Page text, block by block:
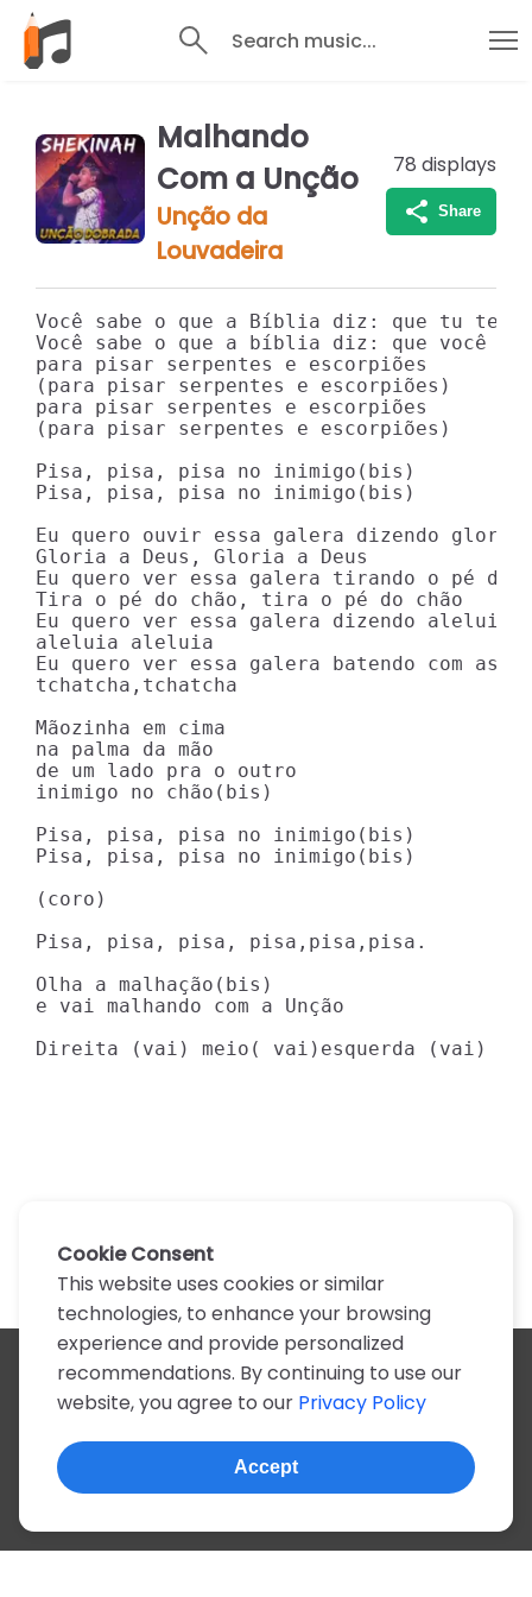
Search music...
Malhando
Com a Unção
Unção da
Louvadeira
78 displays
Share
Você sabe o que a Bíblia diz: que tu tens
Você sabe o que a bíblia diz: que você
para pisar serpentes e escorpiões
(para pisar serpentes e escorpiões)
para pisar serpentes e escorpiões
(para pisar serpentes e escorpiões)
Pisa, pisa, pisa no inimigo(bis)
Pisa, pisa, pisa no inimigo(bis)
Eu quero ouvir essa galera dizendo gloria
Gloria a Deus, Gloria a Deus
Eu quero ver essa galera tirando o pé do
Tira o pé do chão, tira o pé do chão
Eu quero ver essa galera dizendo aleluia
aleluia aleluia
Eu quero ver essa galera batendo com as
tchatcha,tchatcha
Mãozinha em cima
na palma da mão
de um lado pra o outro
inimigo no chão(bis)
Pisa, pisa, pisa no inimigo(bis)
Pisa, pisa, pisa no inimigo(bis)
(coro)
Pisa, pisa, pisa, pisa,pisa,pisa.
Olha a malhação(bis)
e vai malhando com a Unção
Direita (vai) meio( vai)esquerda (vai)
All artists
A
B C D E F G H I J K
N
O P Q R S T U V W X
Z
0-9
© 2022, more than 2 million tabs and lyrics
Cookie Consent
This website uses cookies or similar
technologies, to enhance your browsing
experience and provide personalized
recommendations. By continuing to use our
website, you agree to our Privacy Policy
Accept